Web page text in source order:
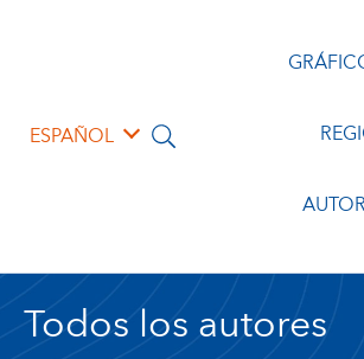
ESPAÑOL
Todos los autores